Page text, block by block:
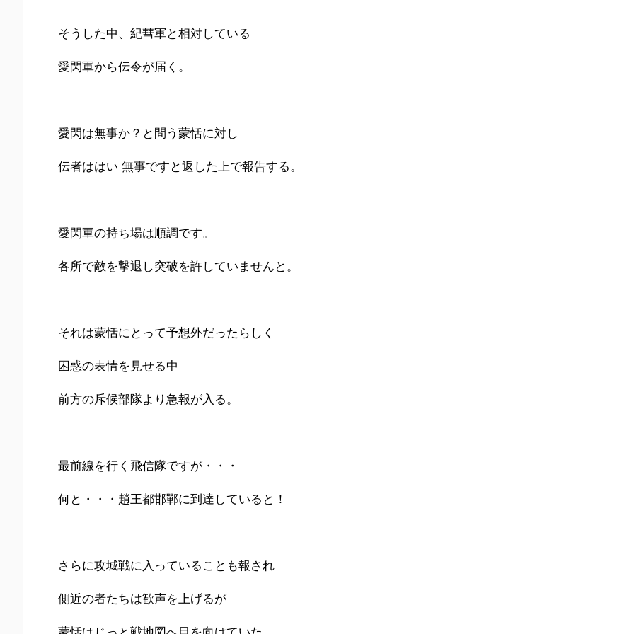
そうした中、紀彗軍と相対している
愛閃軍から伝令が届く。
愛閃は無事か？と問う蒙恬に対し
伝者ははい 無事ですと返した上で報告する。
愛閃軍の持ち場は順調です。
各所で敵を撃退し突破を許していませんと。
それは蒙恬にとって予想外だったらしく
困惑の表情を見せる中
前方の斥候部隊より急報が入る。
最前線を行く飛信隊ですが・・・
何と・・・趙王都邯鄲に到達していると！
さらに攻城戦に入っていることも報され
側近の者たちは歓声を上げるが